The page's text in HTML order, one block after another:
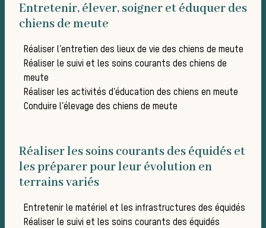
Les
de
Entretenir, élever, soigner et éduquer des
chiens de meute
Réaliser l’entretien des lieux de vie des chiens de meute
Réaliser le suivi et les soins courants des chiens de
meute
Réaliser les activités d’éducation des chiens en meute
Conduire l’élevage des chiens de meute
Réaliser les soins courants des équidés et
les préparer pour leur évolution en
terrains variés
Entretenir le matériel et les infrastructures des équidés
Réaliser le suivi et les soins courants des équidés